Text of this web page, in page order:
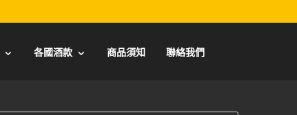
各國酒款 商品須知 聯絡我們